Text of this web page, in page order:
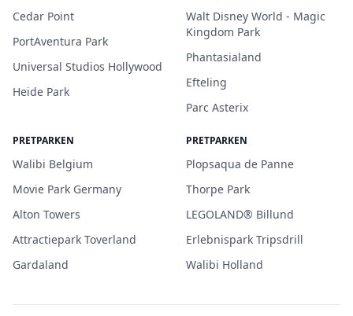
Cedar Point
PortAventura Park
Universal Studios Hollywood
Heide Park
Walt Disney World - Magic
Kingdom Park
Phantasialand
Efteling
Parc Asterix
PRETPARKEN
Walibi Belgium
Movie Park Germany
Alton Towers
Attractiepark Toverland
Gardaland
PRETPARKEN
Plopsaqua de Panne
Thorpe Park
LEGOLAND® Billund
Erlebnispark Tripsdrill
Walibi Holland